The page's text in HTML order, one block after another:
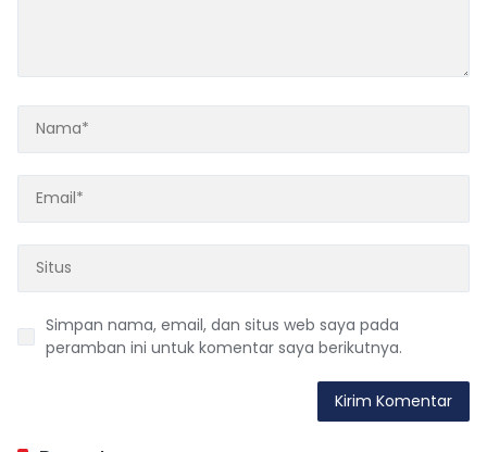
Simpan nama, email, dan situs web saya pada
peramban ini untuk komentar saya berikutnya.